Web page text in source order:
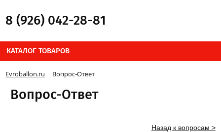
8 (926) 042-28-81
КАТАЛОГ ТОВАРОВ
Evroballon.ru Вопрос-Ответ
Вопрос-Ответ
Назад к вопросам >